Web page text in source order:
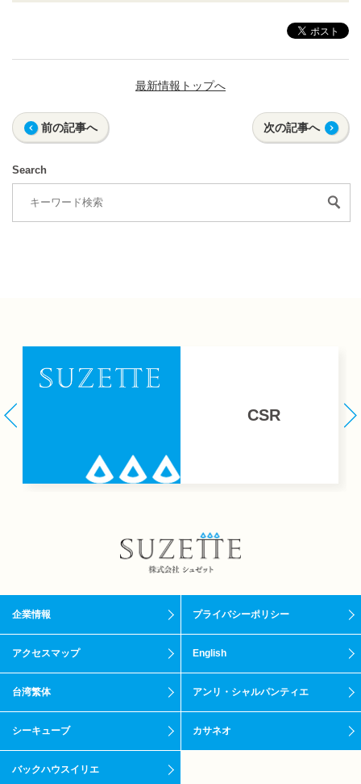
前の記事へ
最新情報トップへ
次の記事へ
Search
CSR
企業情報 プライバシーポリシー
アクセスマップ English
台湾繁体 アンリ・シャルパンティエ
シーキューブ カサネオ
バックハウスイリエ